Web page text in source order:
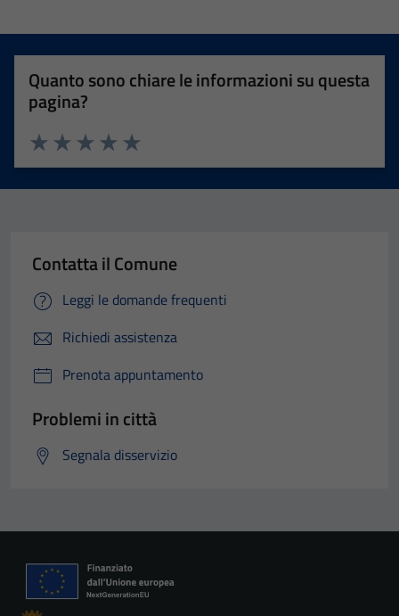
Quanto sono chiare le informazioni su questa
pagina?
Valuta 5 stelle su 5
Valuta 4 stelle su 5
Valuta 3 stelle su 5
Valuta 2 stelle su 5
Valuta 1 stelle su 5
Contatta il Comune
Leggi le domande frequenti
Richiedi assistenza
Prenota appuntamento
Problemi in città
Segnala disservizio